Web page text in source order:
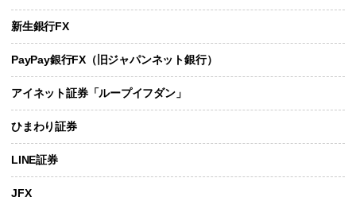
新生銀行FX
PayPay銀行FX（旧ジャパンネット銀行）
アイネット証券「ループイフダン」
ひまわり証券
LINE証券
JFX